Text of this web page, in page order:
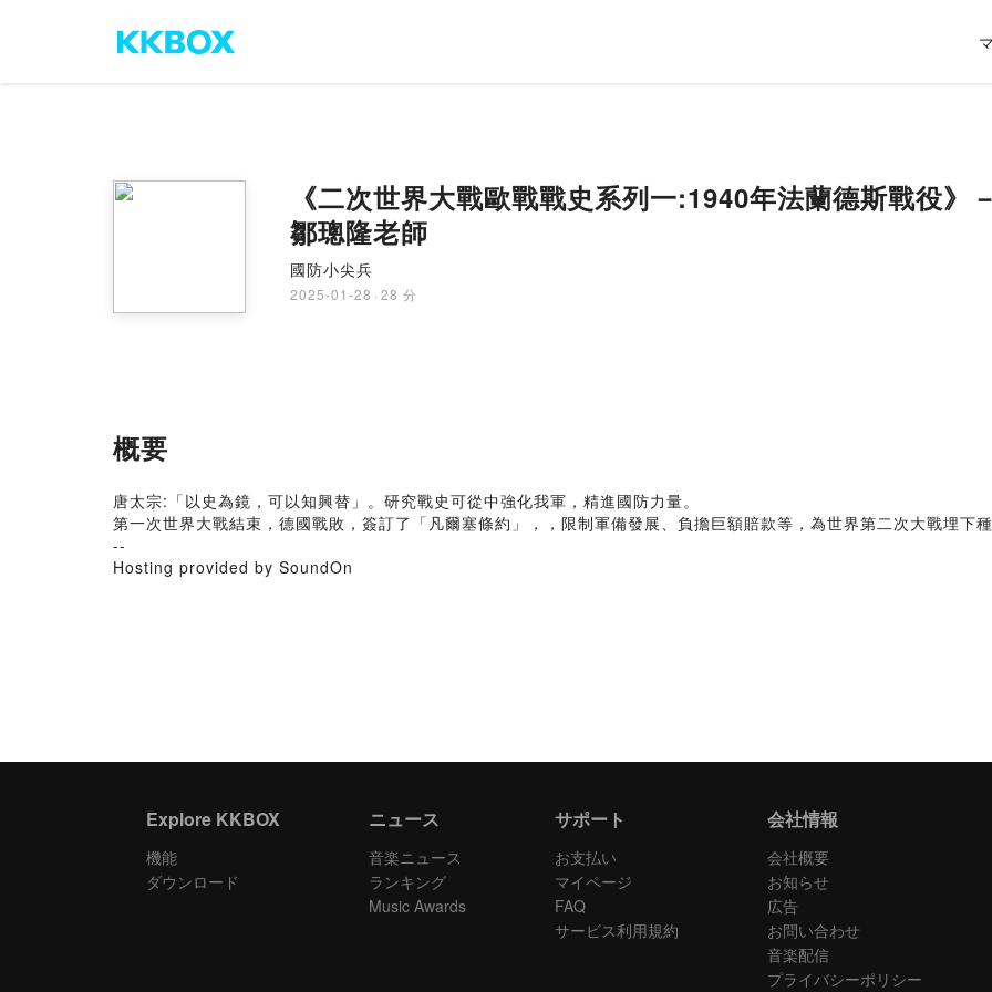
《二次世界大戰歐戰戰史系列一:1940年法蘭德斯戰役》
鄒璁隆老師
國防小尖兵
2025-01-28 · 28 分
概要
唐太宗:「以史為鏡，可以知興替」。研究戰史可從中強化我軍，精進國防力量。
第一次世界大戰結束，德國戰敗，簽訂了「凡爾塞條約」，，限制軍備發展、負擔巨額賠款等，為世界第二次大戰埋下
--
Hosting provided by SoundOn
Explore KKBOX
機能
ダウンロード
ニュース
音楽ニュース
ランキング
Music Awards
サポート
お支払い
マイページ
FAQ
サービス利用規約
会社情報
会社概要
お知らせ
広告
お問い合わせ
音楽配信
プライバシーポリシー